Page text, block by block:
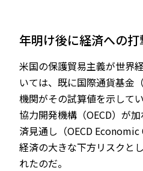
JP
年明け後に経済への
米国の保護貿易主義が世界
いては、既に国際通貨基金
機関がその試算値を示して
協力開発機構（OECD）が
済見通し（OECD
経済の大きな下方リスクと
れたのだ。